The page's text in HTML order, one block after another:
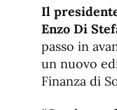
Il
Enzo Di
passo in
un nuovo
Finanza di